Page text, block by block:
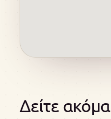
Δείτε ακόμα